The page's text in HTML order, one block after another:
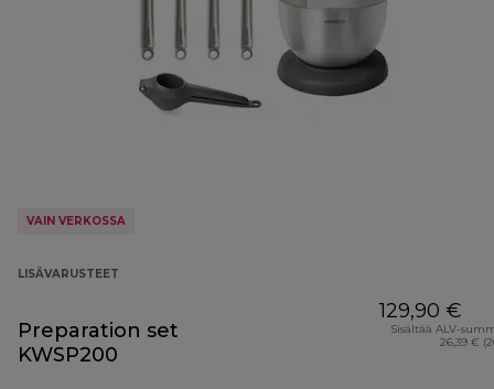
VAIN VERKOSSA
LISÄVARUSTEET
Preparation set
KWSP200
129,90 €
Sisältää ALV-
26,39 €